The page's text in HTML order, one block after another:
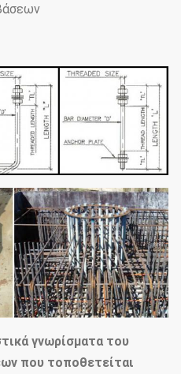
γνωρίσματα του
που τοποθετείται